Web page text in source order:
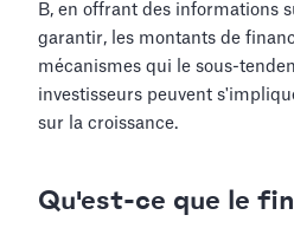
B, en offrant des informations
garantir, les montants de
mécanismes qui le sous-
investisseurs peuvent
sur la croissance.
Qu'est-ce que le